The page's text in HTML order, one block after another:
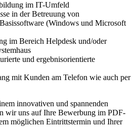
im IT-Umfeld
in der Betreuung von
(Windows und Microsoft
im Bereich Helpdesk und/oder
und ergebnisorientierte
mit Kunden am Telefon wie auch per
innovativen und spannenden
wir uns auf Ihre Bewerbung im PDF-
möglichen Eintrittstermin und Ihrer